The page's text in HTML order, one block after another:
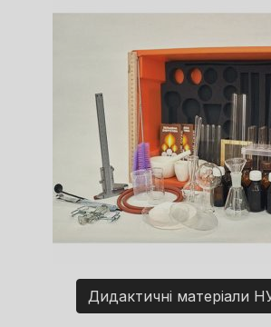
Дидактичні матеріали